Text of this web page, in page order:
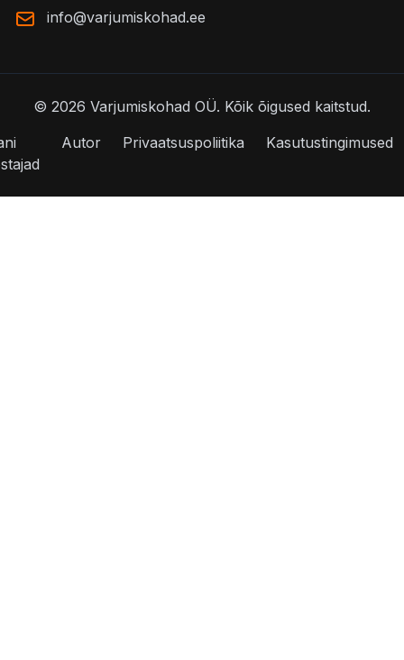
info@varjumiskohad.ee
© 2026 Varjumiskohad OÜ. Kõik õigused kaitstud.
Autor Privaatsuspoliitika Kasutustingimused